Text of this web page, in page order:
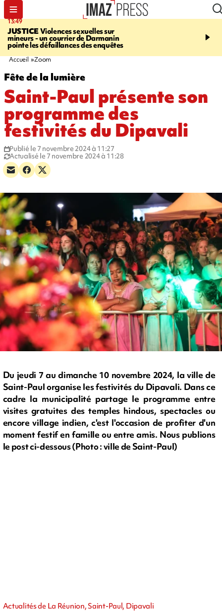
13:49
JUSTICEViolences sexuelles sur
mineurs - un courrier de Darmanin
pointe les défaillances des enquêtes
17:59
Corniche - la route du
Accueil Zoom
Fête de la lumière
Saint-Paul présente son
programme des
festivités du Dipavali
Publié le 7 novembre 2024 à 11:27
Actualisé le 7 novembre 2024 à 11:28
Du jeudi 7 au dimanche 10 novembre 2024, la ville de
Saint-Paul organise les festivités du Dipavali. Dans ce
cadre la municipalité partage le programme entre
visites gratuites des temples hindous, spectacles ou
encore village indien, c'est l'occasion de profiter d'un
moment festif en famille ou entre amis. Nous publions
le post ci-dessous (Photo : ville de Saint-Paul)
Actualités de La Réunion, Saint-Paul, Dipavali